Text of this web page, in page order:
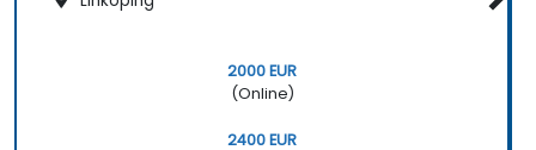
2000 EUR
(Online)
2400 EUR